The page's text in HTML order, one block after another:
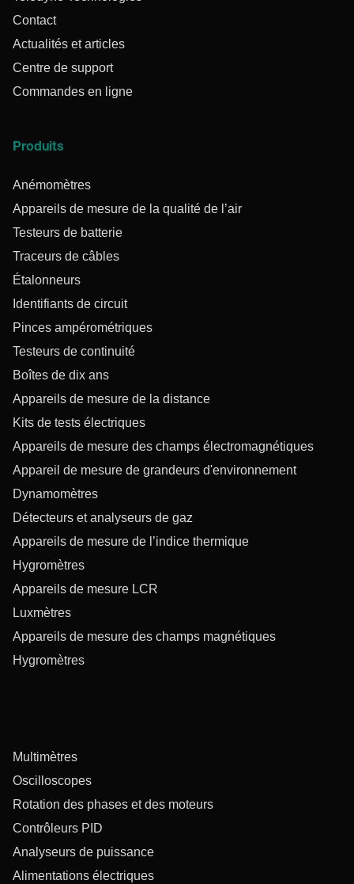
Contact
Actualités et articles
Centre de support
Commandes en ligne
Produits
Anémomètres
Appareils de mesure de la qualité de l’air
Testeurs de batterie
Traceurs de câbles
Étalonneurs
Identifiants de circuit
Pinces ampérométriques
Testeurs de continuité
Boîtes de dix ans
Appareils de mesure de la distance
Kits de tests électriques
Appareils de mesure des champs électromagnétiques
Appareil de mesure de grandeurs d'environnement
Dynamomètres
Détecteurs et analyseurs de gaz
Appareils de mesure de l’indice thermique
Hygromètres
Appareils de mesure LCR
Luxmètres
Appareils de mesure des champs magnétiques
Hygromètres
Multimètres
Oscilloscopes
Rotation des phases et des moteurs
Contrôleurs PID
Analyseurs de puissance
Alimentations électriques